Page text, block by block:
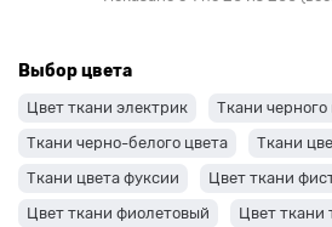
Выбор цвета
Цвет ткани электрик
Ткани черного
Ткани черно-белого цвета
Ткани
Ткани цвета фуксии
Цвет ткани
Цвет ткани фиолетовый
Цвет ткани